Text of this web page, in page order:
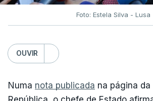
Foto: Estela Silva - Lusa
OUVIR
Numa nota publicada na página da